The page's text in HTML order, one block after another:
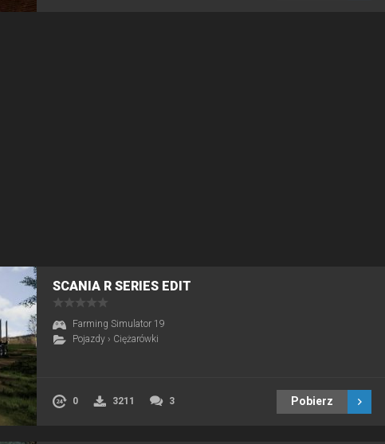
SCANIA R SERIES EDIT
Farming Simulator 19
Pojazdy › Ciężarówki
0 3211 3 Pobierz